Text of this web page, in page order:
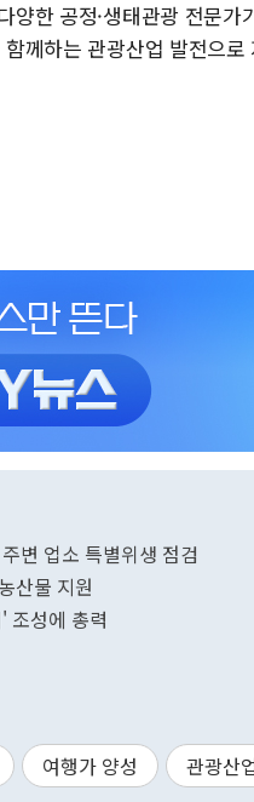
양한 공정·생태관광 전문
께하는 관광산업 발전으
변 업소 특별위생 점검
산물 지원
조성에 총력
여행가 양성 관광산